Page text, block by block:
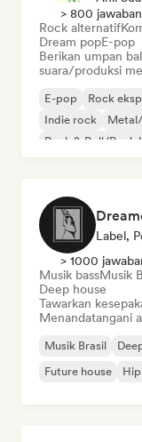
> 800
Rock alternatif
Dream popE-pop
Berikan umpan
suara/produksi
E-pop Rock
Indie rock
Rock & Roll/Rock
Label,
> 1000
Musik bassMusik
Deep house
Tawarkan
Menandatangani
Musik Brasil
Future house